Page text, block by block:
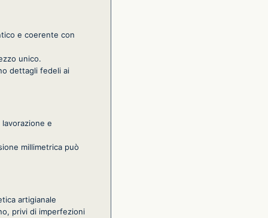
e coerente con
unico.
dettagli fedeli ai
e
millimetrica può
artigianale
privi di imperfezioni